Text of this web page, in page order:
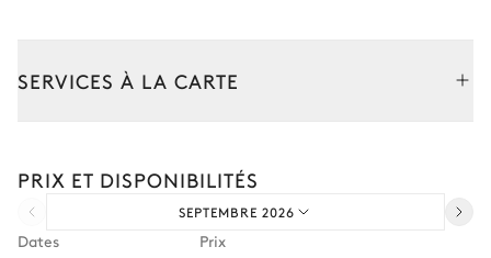
Jardin
Avec pelouse Mediterranéen
SERVICES À LA CARTE
Transfert à l'arrivée et au départ
Courses livrées avant l'arrivée
PRIX ET DISPONIBILITÉS
SEPTEMBRE 2026
Dates
Prix